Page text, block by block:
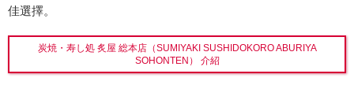
佳選擇。
炭焼・寿し処 炙屋 総本店（SUMIYAKI SUSHIDOKORO ABURIYA
SOHONTEN） 介紹